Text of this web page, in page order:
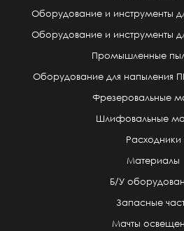
Оборудование и инструменты
Оборудование и инструменты
Промышленные
Оборудование для напыления
Фрезеровальные
Шлифовальные
Расходники
Материалы
Б/У
Запасные
Мачты